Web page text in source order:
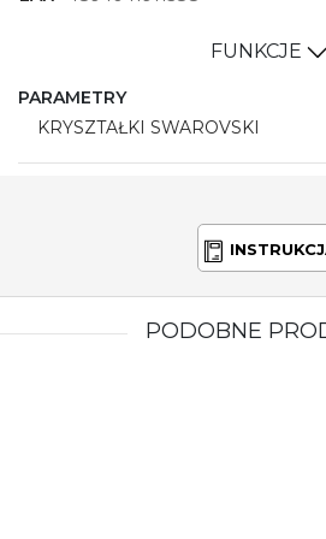
FUNKCJE
PARAMETRY
KRYSZTAŁKI SWAROVSKI
PODOBNE